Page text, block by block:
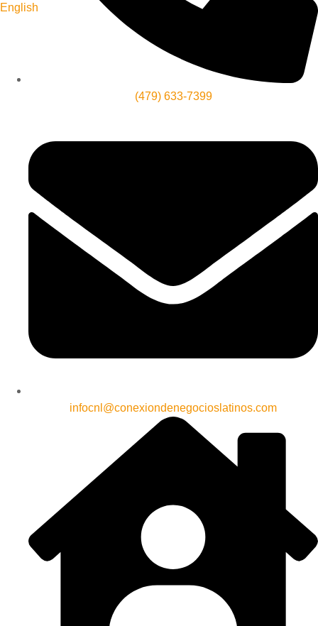
English
(479) 633-7399
infocnl@conexiondenegocioslatinos.com